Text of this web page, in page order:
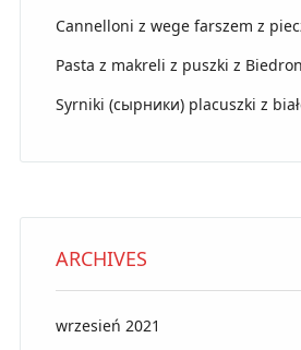
Cannelloni z wege farszem z
Pasta z makreli z puszki z
Syrniki (сырники) placuszki z
ARCHIVES
wrzesień 2021